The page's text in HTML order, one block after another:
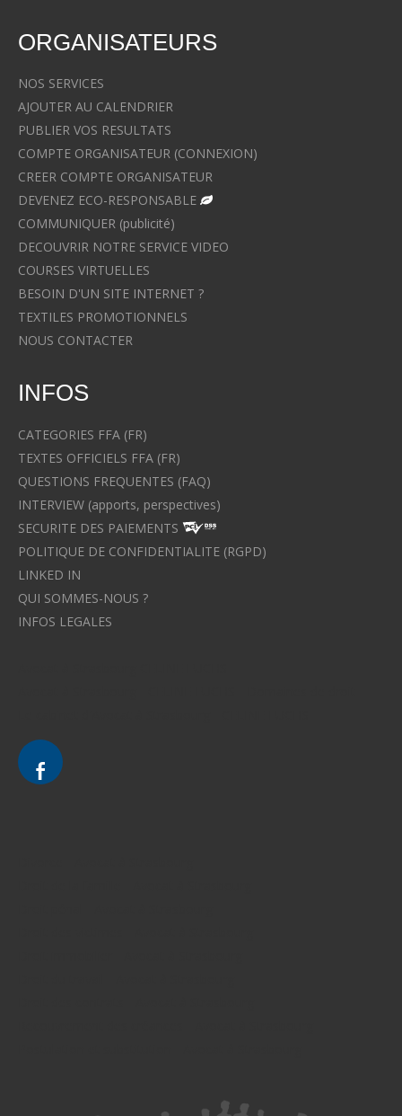
ORGANISATEURS
NOS SERVICES
AJOUTER AU CALENDRIER
PUBLIER VOS RESULTATS
COMPTE ORGANISATEUR (CONNEXION)
CREER COMPTE ORGANISATEUR
DEVENEZ ECO-RESPONSABLE
COMMUNIQUER (publicité)
DECOUVRIR NOTRE SERVICE VIDEO
COURSES VIRTUELLES
BESOIN D'UN SITE INTERNET ?
TEXTILES PROMOTIONNELS
NOUS CONTACTER
INFOS
CATEGORIES FFA (FR)
TEXTES OFFICIELS FFA (FR)
QUESTIONS FREQUENTES (FAQ)
INTERVIEW (apports, perspectives)
SECURITE DES PAIEMENTS
POLITIQUE DE CONFIDENTIALITE (RGPD)
LINKED IN
QUI SOMMES-NOUS ?
INFOS LEGALES